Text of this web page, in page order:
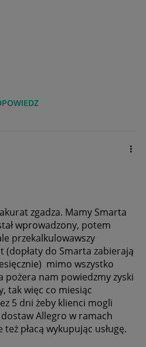
zgadza. Mamy Smarta
wprowadzony, potem
przekalkulowawszy
(dopłaty do Smarta zabierają
mimo wszystko
nam powiedzmy zyski
tak więc co miesiąc
5 dni żeby klienci mogli
Allegro w ramach
płacą wykupując usługę.